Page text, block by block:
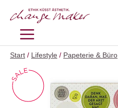
Inhalt
MENÜ
Start / Lifestyle / Papeterie & Büro